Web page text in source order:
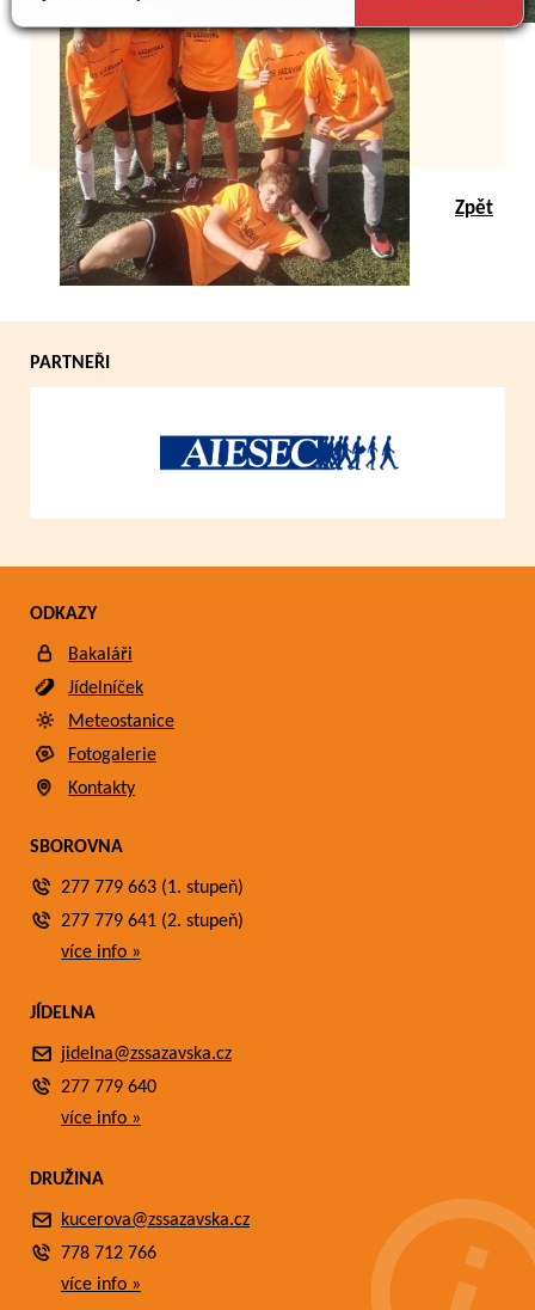
Zpět
PARTNEŘI
ODKAZY
Bakaláři
Jídelníček
Meteostanice
Fotogalerie
Kontakty
SBOROVNA
277 779 663 (1. stupeň)
277 779 641 (2. stupeň)
více info »
JÍDELNA
jidelna@zssazavska.cz
277 779 640
více info »
DRUŽINA
kucerova@zssazavska.cz
778 712 766
více info »